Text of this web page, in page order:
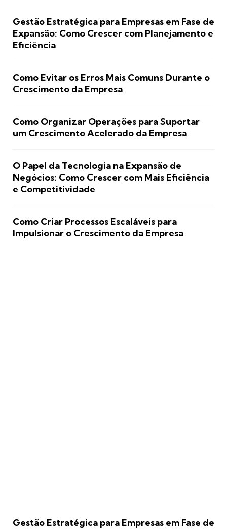
Gestão Estratégica para Empresas em Fase de
Expansão: Como Crescer com Planejamento e
Eficiência
Como Evitar os Erros Mais Comuns Durante o
Crescimento da Empresa
Como Organizar Operações para Suportar
um Crescimento Acelerado da Empresa
O Papel da Tecnologia na Expansão de
Negócios: Como Crescer com Mais Eficiência
e Competitividade
Como Criar Processos Escaláveis para
Impulsionar o Crescimento da Empresa
Gestão Estratégica para Empresas em Fase de